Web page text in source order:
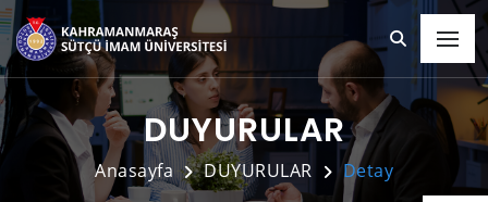
DUYURULAR
Anasayfa DUYURULAR Detay